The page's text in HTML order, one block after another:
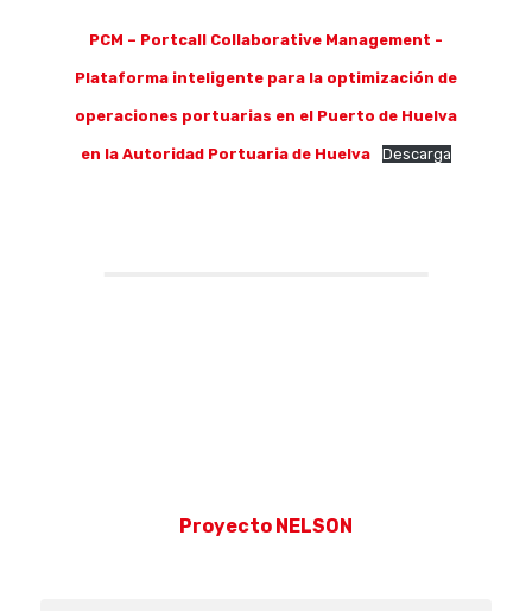
PCM – Portcall Collaborative Management -
Plataforma inteligente para la optimización de
operaciones portuarias en el Puerto de Huelva
en la Autoridad Portuaria de Huelva Descarga
Proyecto NELSON